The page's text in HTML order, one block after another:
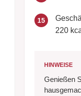
15
220
HINWEISE
Genießen